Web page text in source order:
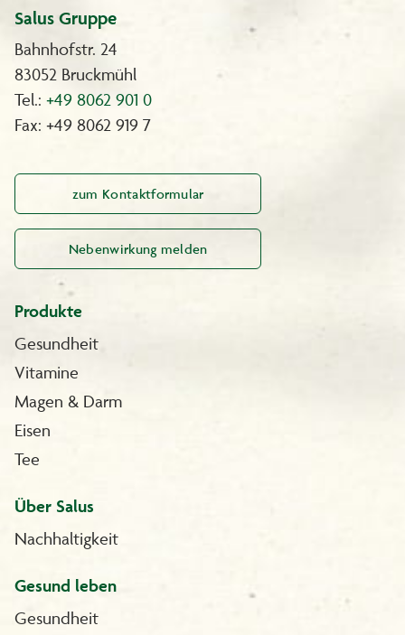
Salus Gruppe
Bahnhofstr. 24
83052 Bruckmühl
Tel.: +49 8062 901 0
Fax: +49 8062 919 7
zum Kontaktformular
Nebenwirkung melden
Produkte
Gesundheit
Vitamine
Magen & Darm
Eisen
Tee
Über Salus
Nachhaltigkeit
Gesund leben
Gesundheit